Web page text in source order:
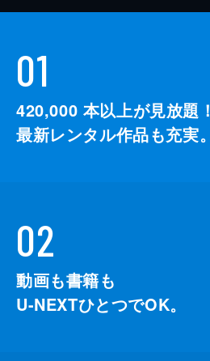
01
420,000 本以上が見放題！
最新レンタル作品も充実。
02
動画も書籍も
U-NEXTひとつでOK。